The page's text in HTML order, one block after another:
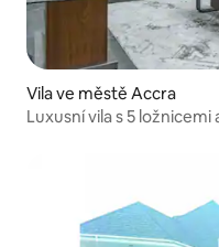
Vila ve městě Accra
Luxusní vila s 5